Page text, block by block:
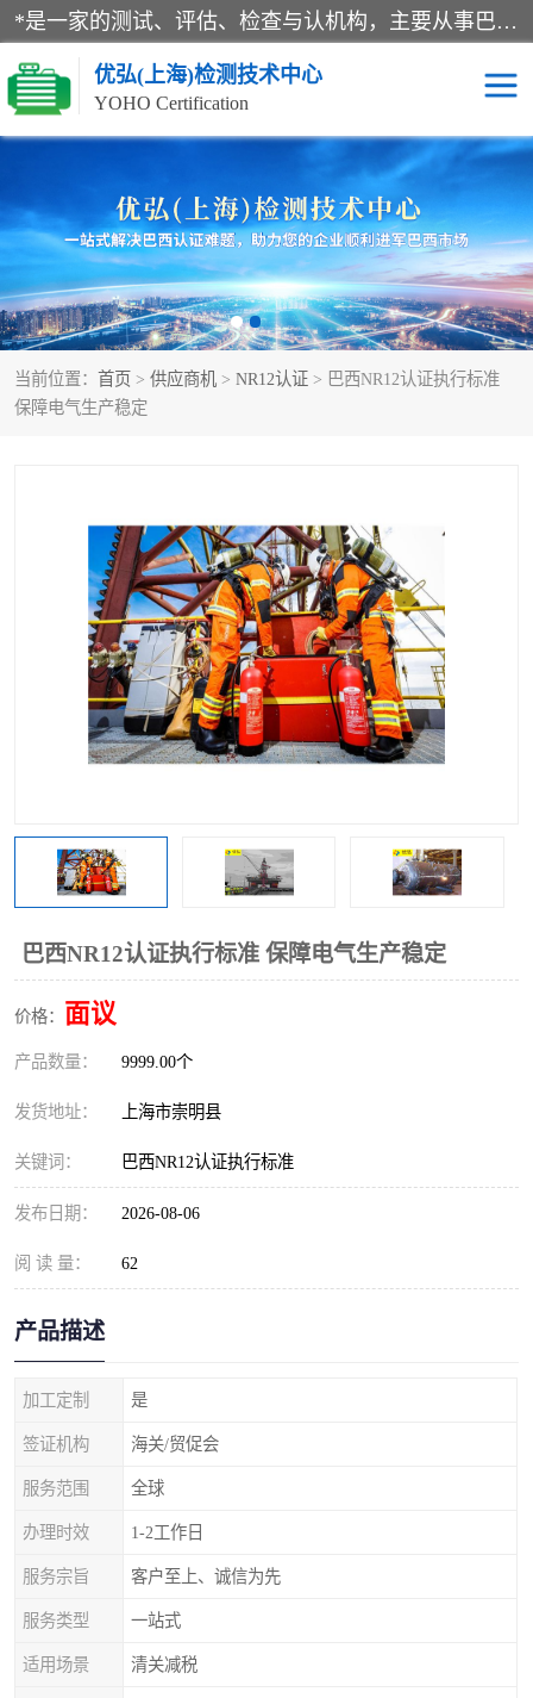
*是一家的测试、评估、检查与认机构，主要从事巴西NR10认证、NR12认证、NR13认证；ANATEL认证、INMTRO认证，欧盟CE认证：MD认证，PED认证，MID认证，ATEX认证，德国蓝色天使认证。
优弘(上海)检测技术中心
YOHO Certification
当前位置： 首页 > 供应商机 > NR12认证 > 巴西NR12认证执行标准
保障电气生产稳定
巴西NR12认证执行标准 保障电气生产稳定
价格： 面议
产品数量： 9999.00个
发货地址： 上海市崇明县
关键词： 巴西NR12认证执行标准
发布日期： 2026-08-06
阅 读 量： 62
产品描述
加工定制 是
签证机构 海关/贸促会
服务范围 全球
办理时效 1-2工作日
服务宗旨 客户至上、诚信为先
服务类型 一站式
适用场景 清关减税
RECYCLASS认证 NR10认证
NR12认证 NR13认证
ART认证 巴西NR认证
巴西认证 RETIE认证